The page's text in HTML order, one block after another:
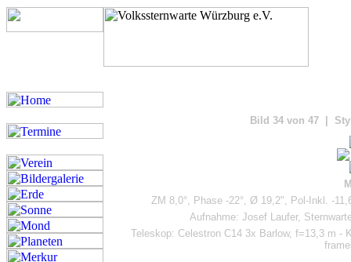
Bild 34 von 47 |
ZM 8,0°, Phase -22°, Ø 19,2", Pol-Inkl. -
Aufnahme: Josef Laufer,
Teleskop: Celestron C14 3x Barlow, f=13,3 m -